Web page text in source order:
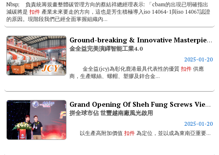
Nbsp; 負責統籌規畫整體碳管理方向的蔡結祥總經理表示: 「cbam的出現已明確指出
減碳將是 扣件 產業未來要走的方向，這也是芳生積極導入iso 14064-1與iso 14067認證
的原因。現階段我們已經全面掌握組織內...
Ground-breaking & Innovative Masterpiece Hardware Industrial Embodies Smart Industry 4.0
金全益完美演繹智能工業4.0
2025-01-20
金全益(jcy)為彰化鹿港最具代表性的優質 扣件供應
商，生產螺絲、螺帽、塑膠及鋅合金...
Grand Opening Of Sheh Fung Screws Vietnam For Higher Global Market Share
拼全球市佔 世豐越南廠風光啟用
2025-01-20
以生產高附加價值 扣件為定位，並以成為東南亞重要...